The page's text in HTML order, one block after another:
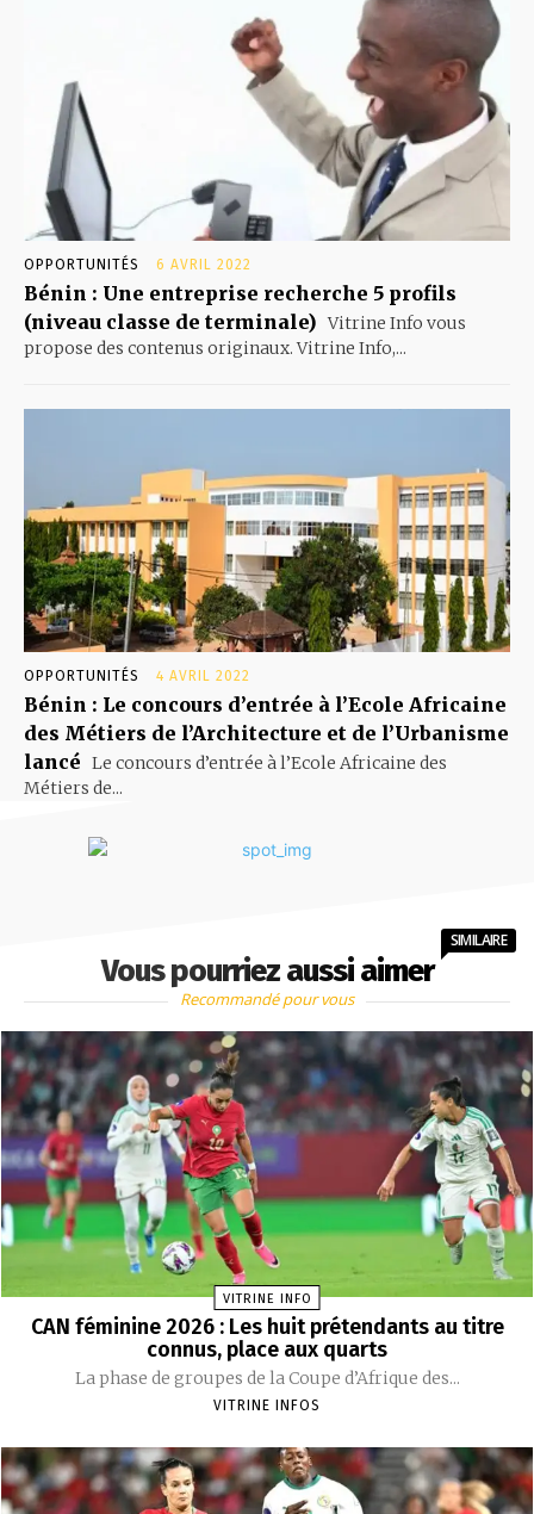
OPPORTUNITÉS 6 AVRIL 2022
Bénin : Une entreprise recherche 5 profils
(niveau classe de terminale) Vitrine Info vous
propose des contenus originaux. Vitrine Info,...
OPPORTUNITÉS 4 AVRIL 2022
Bénin : Le concours d’entrée à l’Ecole Africaine
des Métiers de l’Architecture et de l’Urbanisme
lancé Le concours d’entrée à l’Ecole Africaine des
Métiers de...
Vous pourriez aussi aimer
SIMILAIRE
Recommandé pour vous
VITRINE INFO
CAN féminine 2026 : Les huit prétendants au titre
connus, place aux quarts
La phase de groupes de la Coupe d’Afrique des...
VITRINE INFOS